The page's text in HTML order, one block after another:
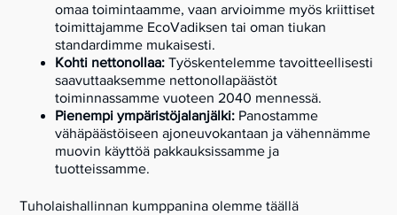
omaa toimintaamme, vaan arvioimme myös kriittiset
toimittajamme EcoVadiksen tai oman tiukan
standardimme mukaisesti.
Kohti nettonollaa: Työskentelemme tavoitteellisesti
saavuttaaksemme nettonollapäästöt
toiminnassamme vuoteen 2040 mennessä.
Pienempi ympäristöjalanjälki: Panostamme
vähäpäästöiseen ajoneuvokantaan ja vähennämme
muovin käyttöä pakkauksissamme ja
tuotteissamme.
Tuholaishallinnan kumppanina olemme täällä